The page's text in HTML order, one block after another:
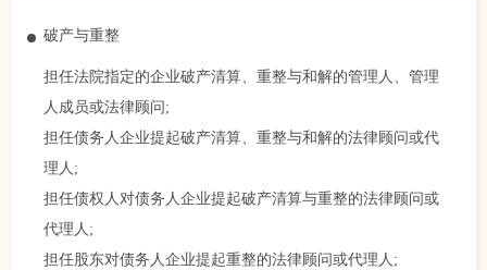
破产与重整
担任法院指定的企业破产清算、重整与和解的管理人、管理
人成员或法律顾问;
担任债务人企业提起破产清算、重整与和解的法律顾问或代
理人;
担任债权人对债务人企业提起破产清算与重整的法律顾问或
代理人;
担任股东对债务人企业提起重整的法律顾问或代理人;